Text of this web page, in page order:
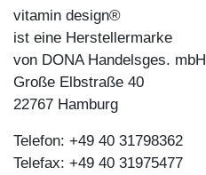
vitamin design®
ist eine Herstellermarke
von DONA Handelsges. mbH
Große Elbstraße 40
22767 Hamburg
Telefon: +49 40 31798362
Telefax: +49 40 31975477